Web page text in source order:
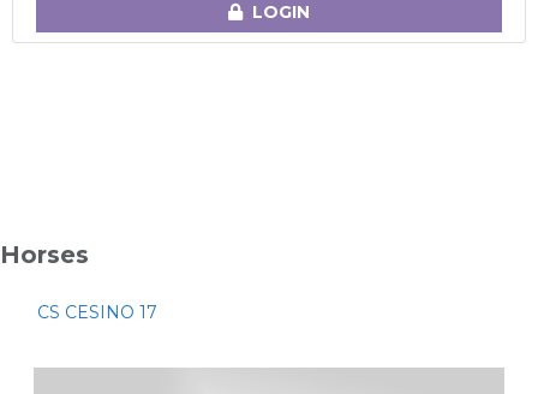
LOGIN
Horses
CS CESINO 17